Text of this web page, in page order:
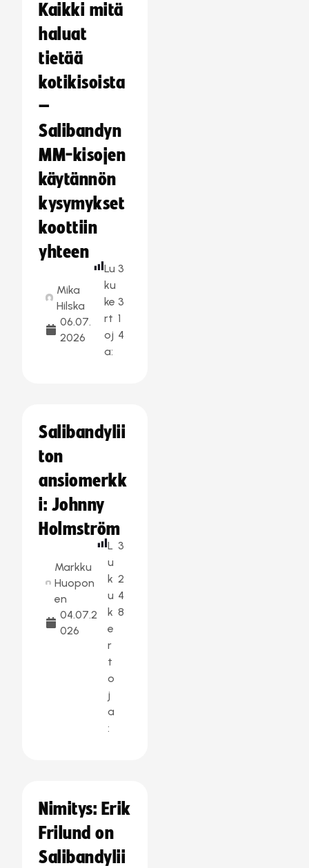
Kaikki mitä
haluat
tietää
kotikisoista
–
Salibandyn
MM-kisojen
käytännön
kysymykset
koottiin
yhteen
Mika
Hilska
06.07.
2026
Lu
ku
ke
rt
oj
a:
3
3
1
4
Salibandylii
ton
ansiomerkk
i: Johnny
Holmström
Markku
Huopon
en
04.07.2
026
L
u
k
u
k
e
r
t
o
j
a
:
3
2
4
8
Nimitys: Erik
Frilund on
Salibandylii